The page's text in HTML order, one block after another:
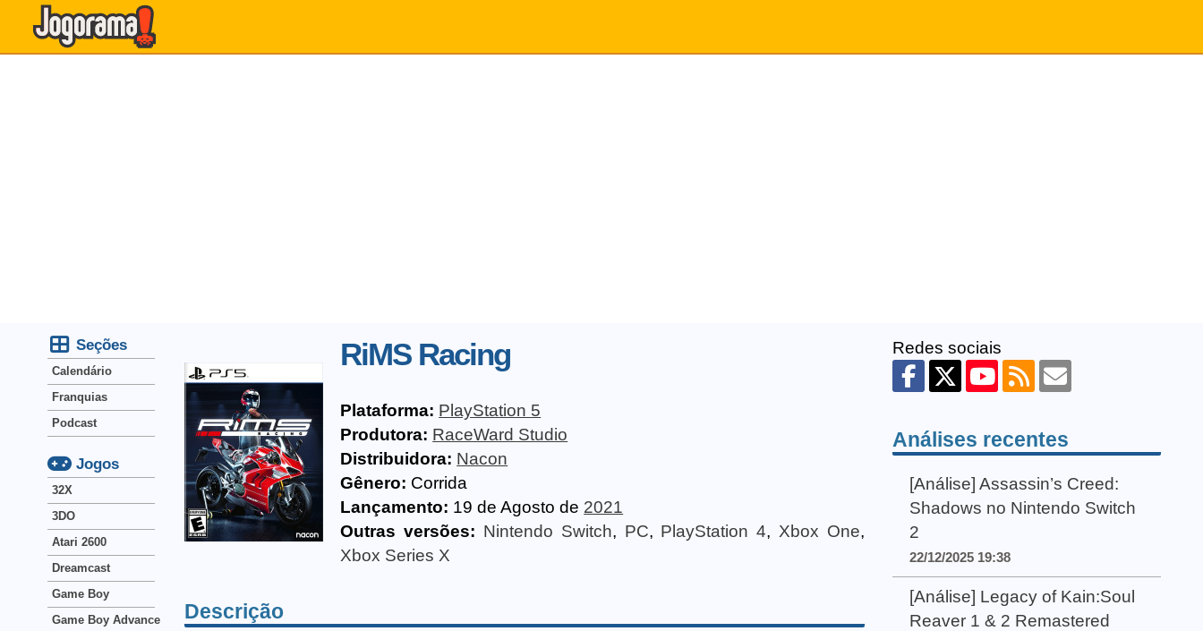
RiMS Racing
Plataforma: PlayStation 5
Produtora: RaceWard Studio
Distribuidora: Nacon
Gênero: Corrida
Lançamento: 19 de Agosto de 2021
Outras versões: Nintendo Switch, PC, PlayStation 4, Xbox One,
Xbox Series X
Descrição
Seções
Calendário
Franquias
Podcast
Jogos
32X
3DO
Atari 2600
Dreamcast
Game Boy
Game Boy Advance
Redes sociais
Análises recentes
[Análise] Assassin’s Creed:
Shadows no Nintendo Switch
2
22/12/2025 19:38
[Análise] Legacy of Kain:Soul
Reaver 1 & 2 Remastered